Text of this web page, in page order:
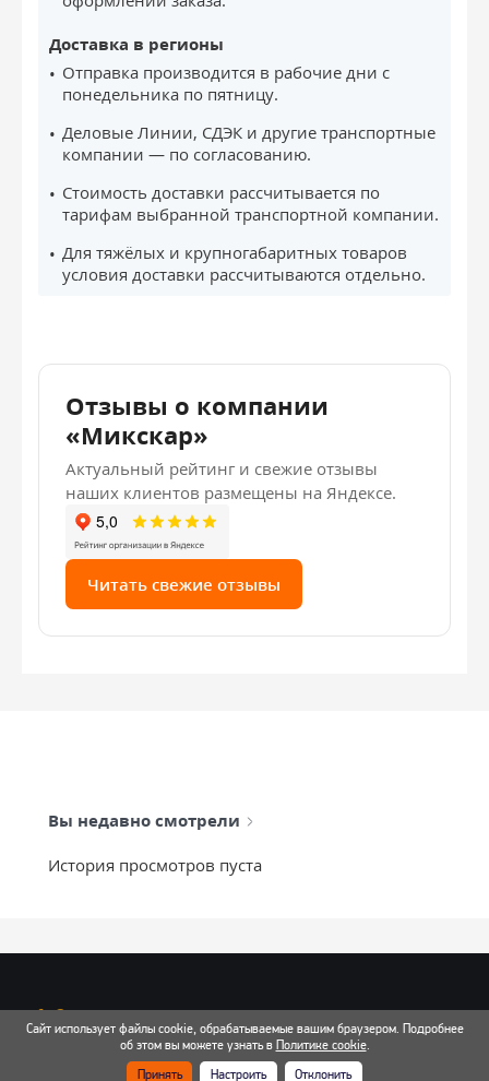
Доставка в регионы
Отправка производится в рабочие дни с
понедельника по пятницу.
Деловые Линии, СДЭК и другие транспортные
компании — по согласованию.
Стоимость доставки рассчитывается по
тарифам выбранной транспортной компании.
Для тяжёлых и крупногабаритных товаров
условия доставки рассчитываются отдельно.
Отзывы о компании
«Микскар»
Актуальный рейтинг и свежие отзывы
наших клиентов размещены на Яндексе.
Читать свежие отзывы
Вы недавно смотрели
История просмотров пуста
info@mixtcar.ru
Почта для связи
Сайт использует файлы cookie, обрабатываемые вашим браузером. Подробнее
об этом вы можете узнать в Политике cookie.
Принять
Настроить Отклонить